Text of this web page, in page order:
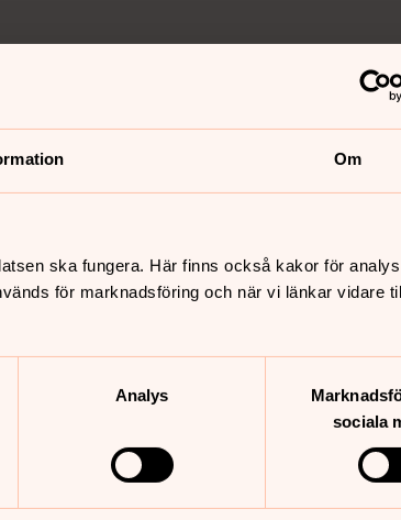
Om
ska fungera. Här finns också kakor för
för marknadsföring och när vi länkar vidare
Analys
sociala